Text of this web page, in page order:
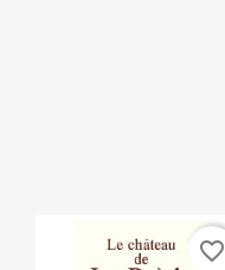
favorite_border